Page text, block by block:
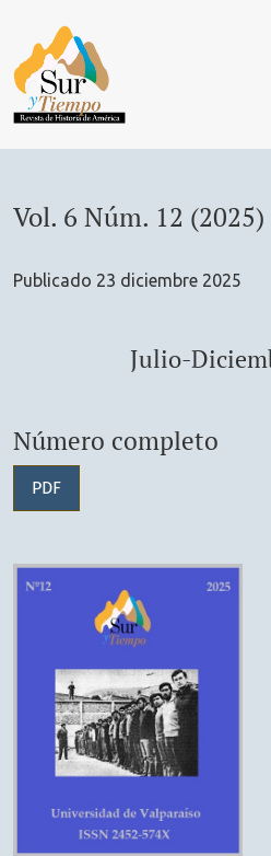
Vol. 6 Núm. 12 (2025)
Publicado 23 diciembre 2025
Julio-
Número completo
PDF